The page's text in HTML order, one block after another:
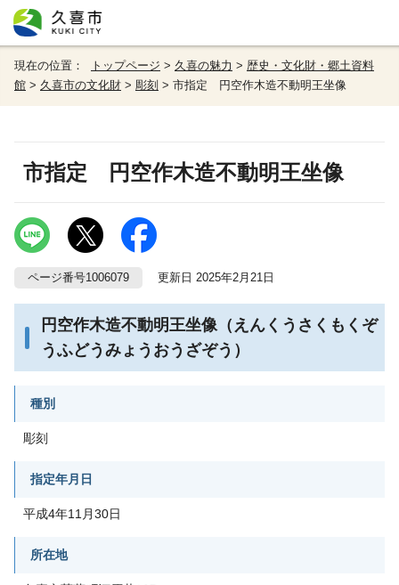
現在の位置： トップページ > 久喜の魅力 > 歴史・文化財・郷土資料
館 > 久喜市の文化財 > 彫刻 > 市指定 円空作木造不動明王坐像
市指定 円空作木造不動明王坐像
ページ番号1006079 更新日 2025年2月21日
円空作木造不動明王坐像（えんくうさくもくぞ
うふどうみょうおうざぞう）
種別
彫刻
指定年月日
平成4年11月30日
所在地